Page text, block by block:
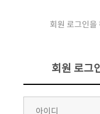
회원 로그인을
회원 로그